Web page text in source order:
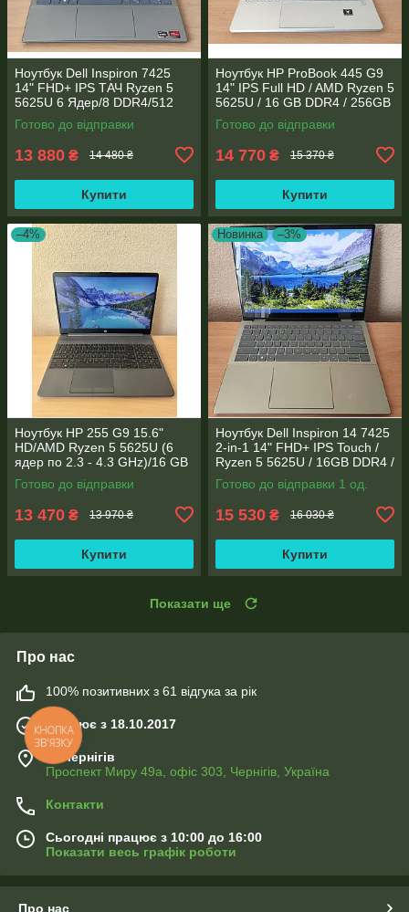
Ноутбук Dell Inspiron 7425
14" FHD+ IPS TАЧ Ryzen 5
5625U 6 Ядер/8 DDR4/512
SSD M.2/Radeon RX Vega
7/Type-C PD
Готово до відправки
13 880 ₴ 14 480 ₴
Купити
Ноутбук HP ProBook 445 G9
14" IPS Full HD / AMD Ryzen 5
5625U / 16 GB DDR4 / 256GB
SSD M.2 / AMD Radeon RX
Vega 7 / WebCam
Готово до відправки
14 770 ₴ 15 370 ₴
Купити
–4%
Ноутбук HP 255 G9 15.6"
HD/AMD Ryzen 5 5625U (6
ядер по 2.3 - 4.3 GHz)/16 GB
DDR4/256GB SSD M.2/AMD
Radeon Vega 7/Web
Готово до відправки
13 470 ₴ 13 970 ₴
Купити
Новинка –3%
Ноутбук Dell Inspiron 14 7425
2-in-1 14" FHD+ IPS Touch /
Ryzen 5 5625U / 16GB DDR4 /
512GB SSD / Radeon Vega 7 /
WebCam
Готово до відправки 1 од.
15 530 ₴ 16 030 ₴
Купити
Показати ще
Про нас
100% позитивних з 61 відгука за рік
Працює з 18.10.2017
м. Чернігів
Проспект Миру 49а, офіс 303, Чернігів, Україна
Контакти
Сьогодні працює з 10:00 до 16:00
Показати весь графік роботи
Про нас
КНОПКА
ЗВ'ЯЗКУ